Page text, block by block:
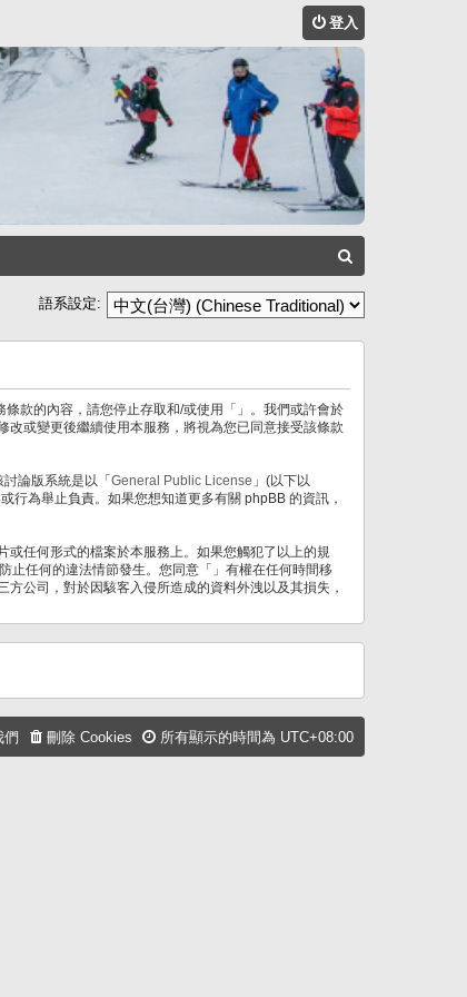
登入
尋
語系設定:
款的內容，請您停止存取和/或使用「」。我們或許會於
或變更後繼續使用本服務，將視為您已同意接受該條款
論版系統是以「General Public License 」(以下以
行為舉止負責。如果您想知道更多有關 phpBB 的資訊，
任何形式的檔案於本服務上。如果您觸犯了以上的規
止任何的違法情節發生。您同意「」有權在任何時間移
公司，對於因駭客入侵所造成的資料外洩以及其損失，
所有顯示的時間為 UTC+08:00
刪除 Cookies
們